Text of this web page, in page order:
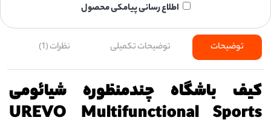
اطلاع رسانی پیامکی محصول
توضیحات توضیحات تکمیلی نظرات (1)
کیف باشگاه چندمنظوره شیائومی
UREVO Multifunctional Sports